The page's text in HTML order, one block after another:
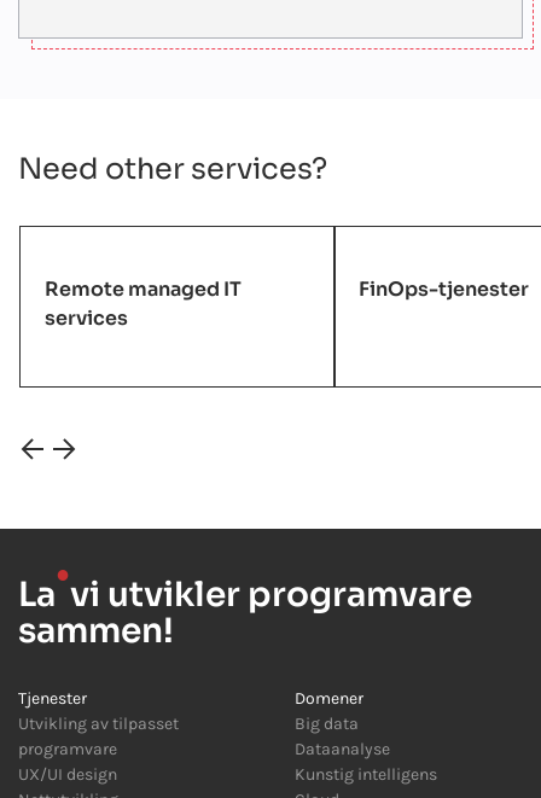
Need other services?
Remote managed IT
services
FinOps-tjenester
La●vi utvikler programvare
sammen!
Tjenester
Utvikling av tilpasset
programvare
UX/UI design
Domener
Big data
Dataanalyse
Kunstig intelligens